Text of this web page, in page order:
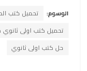
الوسوم: تحميل كتب
تحميل كتب اولى ثانوي
حل كتب اولى ثانوي